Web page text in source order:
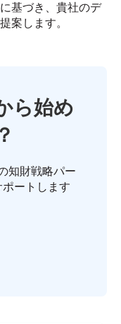
基づき、貴社のデ
案します。
ら始め
知財戦略パー
ートします